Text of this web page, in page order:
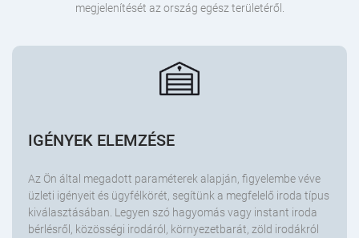
megjelenítését az ország egész területéről.
IGÉNYEK ELEMZÉSE
Az Ön által megadott paraméterek alapján, figyelembe véve
üzleti igényeit és ügyfélkörét, segítünk a megfelelő iroda típus
kiválasztásában. Legyen szó hagyomás vagy instant iroda
bérlésről, közösségi irodáról, környezetbarát, zöld irodákról